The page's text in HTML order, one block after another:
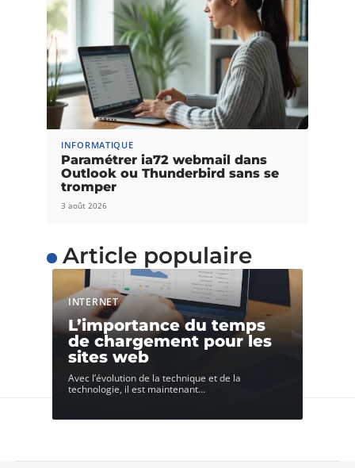
INFORMATIQUE
Paramétrer ia72 webmail dans
Outlook ou Thunderbird sans se
tromper
3 août 2026
Article populaire
INTERNET
L’importance du temps
de chargement pour les
sites web
Avec l’évolution de la technique et de la
technologie, il est maintenant…